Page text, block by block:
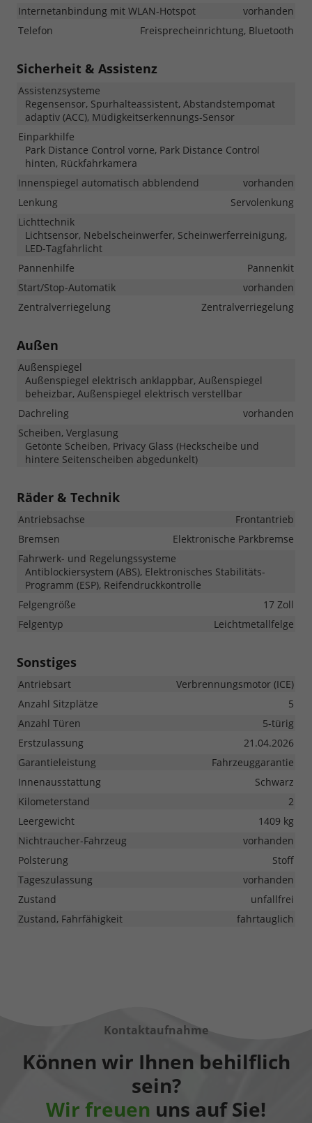
Internetanbindung mit WLAN-Hotspot
vorhanden
Telefon
Freisprecheinrichtung, Bluetooth
Sicherheit & Assistenz
Assistenzsysteme
Regensensor, Spurhalteassistent, Abstandstempomat
adaptiv (ACC), Müdigkeitserkennungs-Sensor
Einparkhilfe
Park Distance Control vorne, Park Distance Control
hinten, Rückfahrkamera
Innenspiegel automatisch abblendend
vorhanden
Lenkung
Servolenkung
Lichttechnik
Lichtsensor, Nebelscheinwerfer, Scheinwerferreinigung,
LED-Tagfahrlicht
Pannenhilfe
Pannenkit
Start/Stop-Automatik
vorhanden
Zentralverriegelung
Zentralverriegelung
Außen
Außenspiegel
Außenspiegel elektrisch anklappbar, Außenspiegel
beheizbar, Außenspiegel elektrisch verstellbar
Dachreling
vorhanden
Scheiben, Verglasung
Getönte Scheiben, Privacy Glass (Heckscheibe und
hintere Seitenscheiben abgedunkelt)
Räder & Technik
Antriebsachse
Frontantrieb
Bremsen
Elektronische Parkbremse
Fahrwerk- und Regelungssysteme
Antiblockiersystem (ABS), Elektronisches Stabilitäts-
Programm (ESP), Reifendruckkontrolle
Felgengröße
17 Zoll
Felgentyp
Leichtmetallfelge
Sonstiges
Antriebsart
Verbrennungsmotor (ICE)
Anzahl Sitzplätze
5
Anzahl Türen
5-türig
Erstzulassung
21.04.2026
Garantieleistung
Fahrzeuggarantie
Innenausstattung
Schwarz
Kilometerstand
2
Leergewicht
1409 kg
Nichtraucher-Fahrzeug
vorhanden
Polsterung
Stoff
Tageszulassung
vorhanden
Zustand
unfallfrei
Zustand, Fahrfähigkeit
fahrtauglich
Kontaktaufnahme
Können wir Ihnen behilflich
sein?
Wir freuen uns auf Sie!